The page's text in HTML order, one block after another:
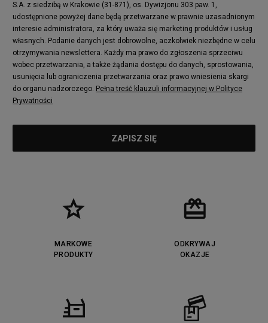
S.A. z siedzibą w Krakowie (31-871), os. Dywizjonu 303 paw. 1,
udostępnione powyżej dane będą przetwarzane w prawnie uzasadnionym
interesie administratora, za który uważa się marketing produktów i usług
własnych. Podanie danych jest dobrowolne, aczkolwiek niezbędne w celu
otrzymywania newslettera. Każdy ma prawo do zgłoszenia sprzeciwu
wobec przetwarzania, a także żądania dostępu do danych, sprostowania,
usunięcia lub ograniczenia przetwarzania oraz prawo wniesienia skargi
do organu nadzorczego. Pełna treść klauzuli informacyjnej w Polityce
Prywatności
MARKOWE
PRODUKTY
ODKRYWAJ
OKAZJE